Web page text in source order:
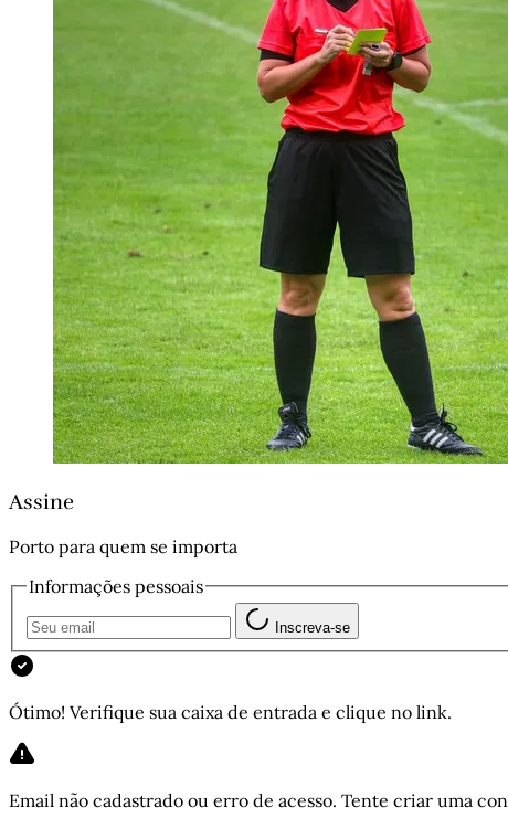
Assine
Porto para quem se importa
Informações pessoais
Inscreva-se
Ótimo! Verifique sua caixa de entrada e clique no link.
Email não cadastrado ou erro de acesso. Tente criar uma